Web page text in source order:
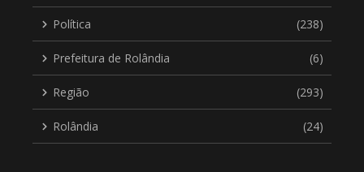
Política (238)
Prefeitura de Rolândia (6)
Região (293)
Rolândia (24)